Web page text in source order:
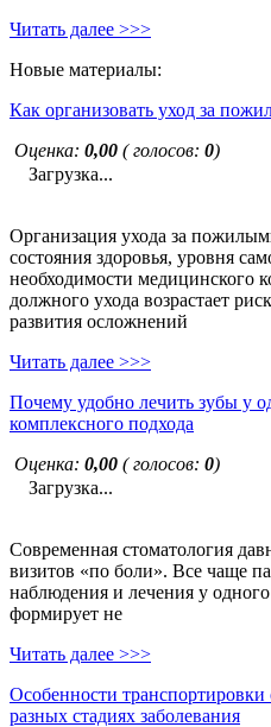
Читать далее >>>
Новые материалы:
Как организовать уход за
Оценка: 0,00 ( голосов: 0)
Загрузка...
Организация ухода за
состояния здоровья, уровня
необходимости медицинского
должного ухода возрастает
развития осложнений
Читать далее >>>
Почему удобно лечить зубы у
комплексного подхода
Оценка: 0,00 ( голосов: 0)
Загрузка...
Современная стоматология
визитов «по боли». Все чаще
наблюдения и лечения у
формирует не
Читать далее >>>
Особенности
разных стадиях заболевания